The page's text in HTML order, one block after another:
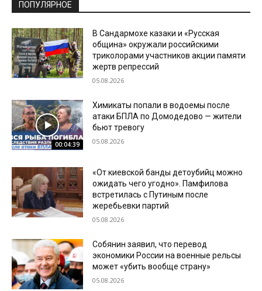
ПОПУЛЯРНОЕ
В Сандармохе казаки и «Русская
община» окружали российскими
триколорами участников акции памяти
жертв репрессий
05.08.2026
00:04:39
Химикаты попали в водоемы после
атаки БПЛА по Домодедово — жители
бьют тревогу
05.08.2026
«От киевской банды детоубийц можно
ожидать чего угодно». Памфилова
встретилась с Путиным после
жеребьевки партий
05.08.2026
Собянин заявил, что перевод
экономики России на военные рельсы
может «убить вообще страну»
05.08.2026